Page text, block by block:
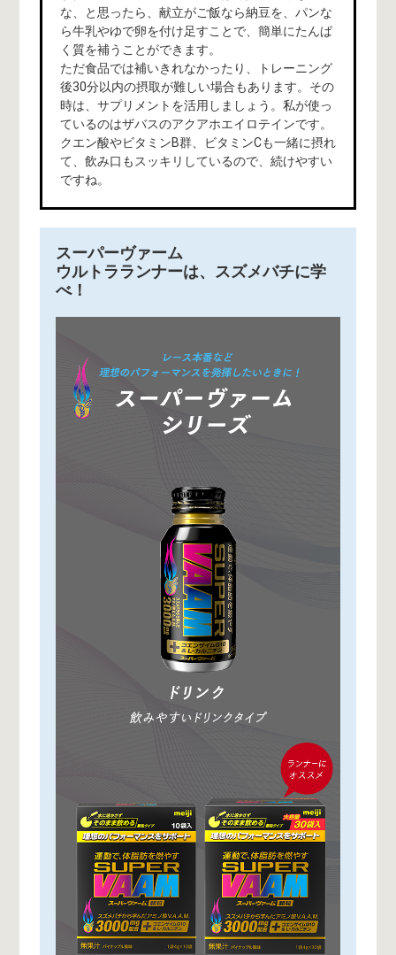
な、と思ったら、献立がご飯なら納豆を、パンな
ら牛乳やゆで卵を付け足すことで、簡単にたんぱ
く質を補うことができます。
ただ食品では補いきれなかったり、トレーニング
後30分以内の摂取が難しい場合もあります。その
時は、サプリメントを活用しましょう。私が使っ
ているのはザバスのアクアホエイロテインです。
クエン酸やビタミンB群、ビタミンCも一緒に摂れ
て、飲み口もスッキリしているので、続けやすい
ですね。
スーパーヴァーム
ウルトラランナーは、スズメバチに学
べ！